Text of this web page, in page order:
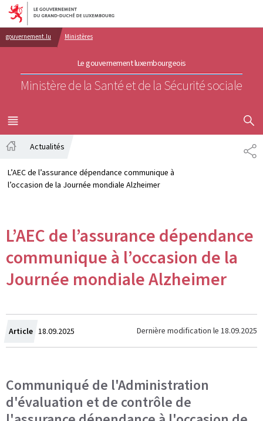
Aller au menu principal
Aller au contenu
gouvernement.lu Ministères
Le gouvernement luxembourgeois
Ministère de la Santé et de la Sécurité sociale
MENU
PRINCIPAL
Actualités
L’AEC de l’assurance dépendance communique à
l’occasion de la Journée mondiale Alzheimer
L’AEC de l’assurance dépendance
communique à l’occasion de la
Journée mondiale Alzheimer
Article Crée
le
18.09.2025 Dernière modification le 18.09.2025
Communiqué de l'Administration
d'évaluation et de contrôle de